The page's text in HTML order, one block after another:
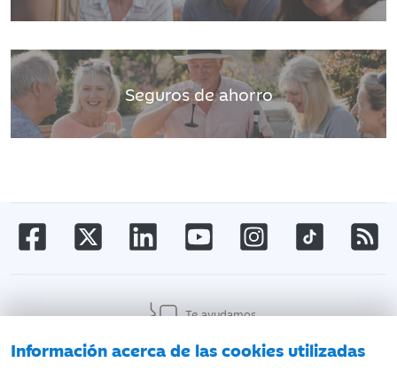
Información acerca de las cookies utilizadas
Seguros de ahorro
Te ayudamos